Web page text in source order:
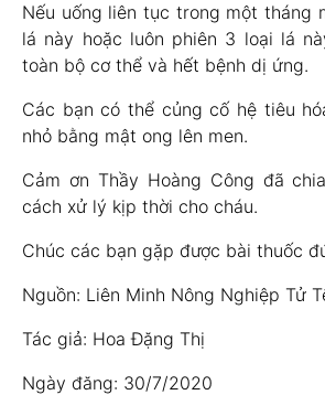
Nếu uống liên tục trong một tháng
lá này hoặc luôn phiên 3 loại lá
toàn bộ cơ thể và hết bệnh dị ứng.
Các bạn có thể củng cố hệ tiêu
nhỏ bằng mật ong lên men.
Cảm ơn Thầy Hoàng Công đã
cách xử lý kịp thời cho cháu.
Chúc các bạn gặp được bài thuốc
Nguồn: Liên Minh Nông Nghiệp Tử
Tác giả: Hoa Đặng Thị
Ngày đăng: 30/7/2020